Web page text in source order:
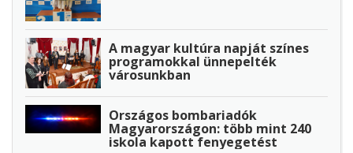
A magyar kultúra napját színes
programokkal ünnepelték
városunkban
Országos bombariadók
Magyarországon: több mint 240
iskola kapott fenyegetést